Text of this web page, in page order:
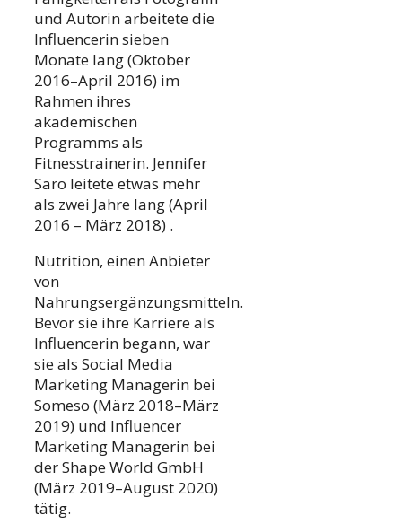
und Autorin arbeitete die
Influencerin sieben
Monate lang (Oktober
2016–April 2016) im
Rahmen ihres
akademischen
Programms als
Fitnesstrainerin. Jennifer
Saro leitete etwas mehr
als zwei Jahre lang (April
2016 – März 2018) .
Nutrition, einen Anbieter
von
Nahrungsergänzungsmitteln.
Bevor sie ihre Karriere als
Influencerin begann, war
sie als Social Media
Marketing Managerin bei
Someso (März 2018–März
2019) und Influencer
Marketing Managerin bei
der Shape World GmbH
(März 2019–August 2020)
tätig.